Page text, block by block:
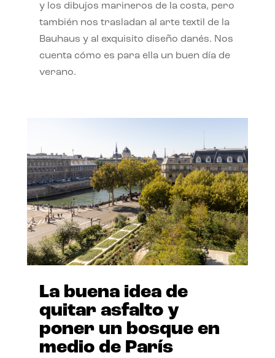
y los dibujos marineros de la costa, pero
también nos trasladan al arte textil de la
Bauhaus y al exquisito diseño danés. Nos
cuenta cómo es para ella un buen día de
verano.
La buena idea de
quitar asfalto y
poner un bosque en
medio de París